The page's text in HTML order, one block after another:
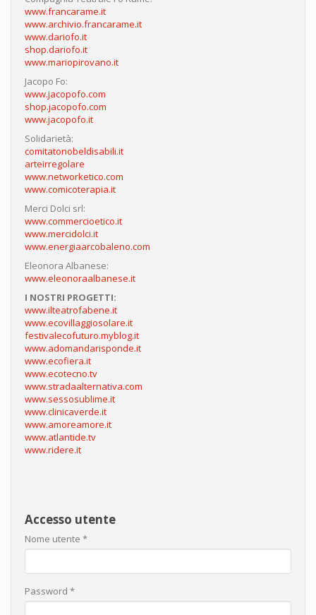
www.francarame.it
www.archivio.francarame.it
www.dariofo.it
shop.dariofo.it
www.mariopirovano.it
Jacopo Fo:
www.jacopofo.com
shop.jacopofo.com
www.jacopofo.it
Solidarietà:
comitatonobeldisabili.it
arteirregolare
www.networketico.com
www.comicoterapia.it
Merci Dolci srl:
www.commercioetico.it
www.mercidolci.it
www.energiaarcobaleno.com
Eleonora Albanese:
www.eleonoraalbanese.it
I NOSTRI PROGETTI:
www.ilteatrofabene.it
www.ecovillaggiosolare.it
festivalecofuturo.myblog.it
www.adomandarisponde.it
www.ecofiera.it
www.ecotecno.tv
www.stradaalternativa.com
www.sessosublime.it
www.clinicaverde.it
www.amoreamore.it
www.atlantide.tv
www.ridere.it
Accesso utente
Nome utente *
Password *